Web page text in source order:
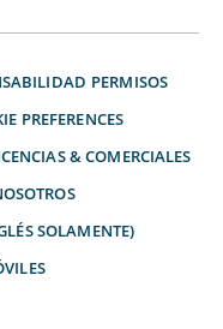
PERMISOS
PREFERENCES
& COMERCIALES
SOLAMENTE)